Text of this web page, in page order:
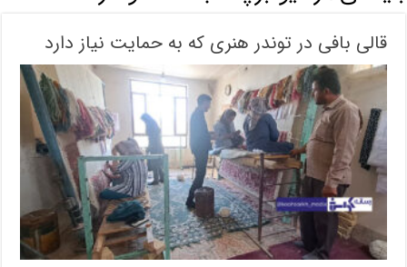
قالی بافی در توندر هنری که به حمایت نیاز دارد